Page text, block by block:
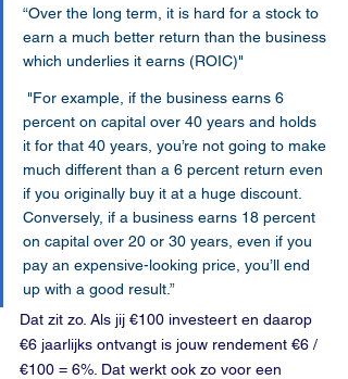
“Over the long term, it is hard for a stock to
earn a much better return than the business
which underlies it earns (ROIC)"
percent on capital over 40 years and holds
it for that 40 years, you’re not going to make
much different than a 6 percent return even
if you originally buy it at a huge discount.
Conversely, if a business earns 18 percent
on capital over 20 or 30 years, even if you
pay an expensive-looking price, you’ll end
up with a good result.”
Dat zit zo. Als jij €100 investeert en daarop
€6 jaarlijks ontvangt is jouw rendement €6 /
€100 = 6%. Dat werkt ook zo voor een